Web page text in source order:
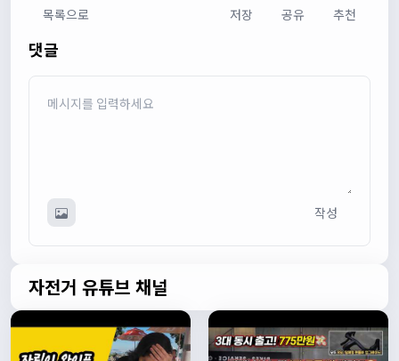
다다우운13:44:05
회원가입 하단에 체크박스 중에 위 내용을 확인하였고, 동의
안녕하세요 :) 템플릿이 그대로 노출되는것같습니다. 저희가
이름/휴대폰 번호는 이벤트에 활용될수 있다는 항목을 추가
해야하고 이에 동의한다는 체크박스내용이 필요할것같습니
실시간 채팅 테스트
1
쏭박17:23:35
목록으로 저장 공유 추천
댓글
작성
자전거 유튜브 채널